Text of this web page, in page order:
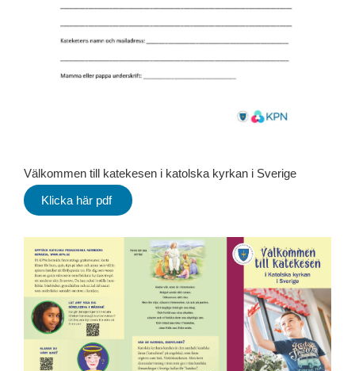
Välkommen till katekesen i katolska kyrkan i Sverige
Klicka här pdf